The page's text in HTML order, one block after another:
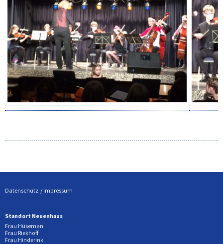
Datenschutz Impressum
Standort Neuenhaus
Frau Hüseman
Frau Riekhoff
Frau Hinderink